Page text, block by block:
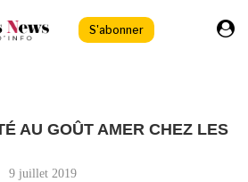
S'abonner
AU GOÛT AMER CHEZ LES
9 juillet 2019